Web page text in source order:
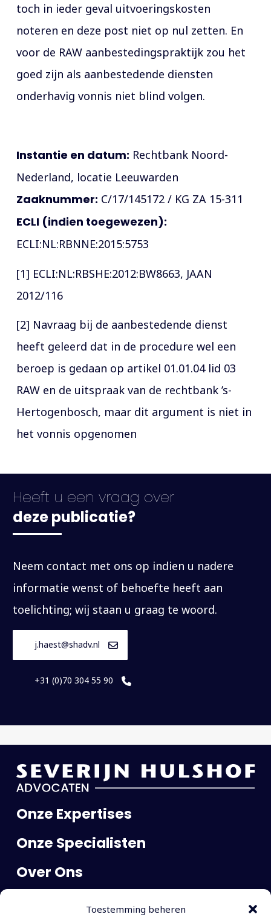
Toestemming beheren
toch in ieder geval uitvoeringskosten
noteren en deze post niet op nul zetten. En
voor de RAW aanbestedingspraktijk zou het
goed zijn als aanbestedende diensten
onderhavig vonnis niet blind volgen.
Instantie en datum: Rechtbank Noord-
Nederland, locatie Leeuwarden
Zaaknummer: C/17/145172 / KG ZA 15-311
ECLI (indien toegewezen):
ECLI:NL:RBNNE:2015:5753
[1] ECLI:NL:RBSHE:2012:BW8663, JAAN
2012/116
[2] Navraag bij de aanbestedende dienst
heeft geleerd dat in de procedure wel een
beroep is gedaan op artikel 01.01.04 lid 03
RAW en de uitspraak van de rechtbank ’s-
Hertogenbosch, maar dit argument is niet in
het vonnis opgenomen
Heeft u een vraag over
deze publicatie?
Neem contact met ons op indien u nadere
informatie wenst of behoefte heeft aan
toelichting; wij staan u graag te woord.
j.haest@shadv.nl
+31 (0)70 304 55 90
Onze Expertises
Onze Specialisten
Over Ons